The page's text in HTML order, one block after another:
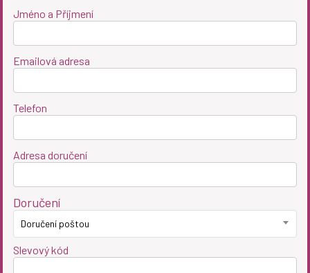
Jméno a Příjmení
Emailová adresa
Telefon
Adresa doručení
Doručení
Doručení poštou
Slevový kód